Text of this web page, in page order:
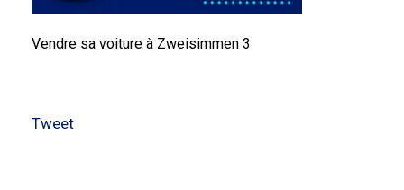
Vendre sa voiture à Zweisimmen 3
Tweet